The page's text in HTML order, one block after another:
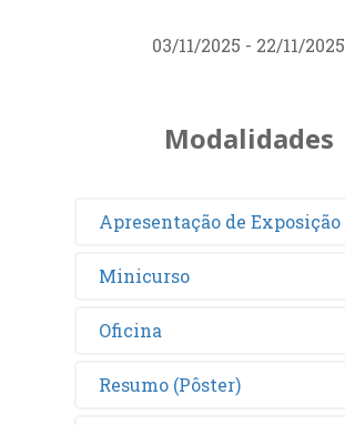
03/11/2025 - 22/11/2025
Modalidades
Apresentação de Exposição
Minicurso
Oficina
Resumo (Pôster)